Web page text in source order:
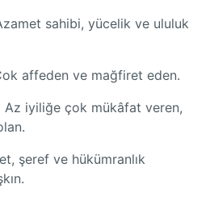
sahibi, yücelik ve ululuk
affeden ve mağfiret eden.
Az iyiliğe çok mükâfat veren,
şeref ve hükümranlık